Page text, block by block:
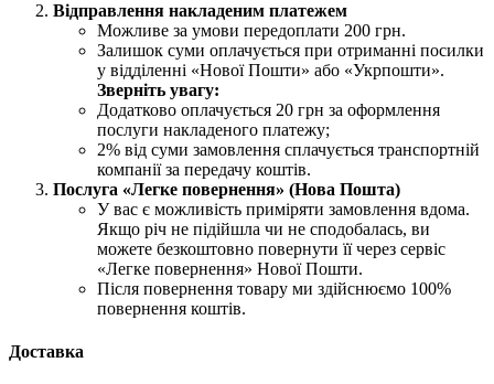
Відправлення накладеним платежем
Можливе за умови передоплати 200 грн.
Залишок суми оплачується при отриманні посилки
у відділенні «Нової Пошти» або «Укрпошти».
Зверніть увагу:
Додатково оплачується 20 грн за оформлення
послуги накладеного платежу;
2% від суми замовлення сплачується транспортній
компанії за передачу коштів.
Послуга «Легке повернення» (Нова Пошта)
У вас є можливість приміряти замовлення вдома.
Якщо річ не підійшла чи не сподобалась, ви
можете безкоштовно повернути її через сервіс
«Легке повернення» Нової Пошти.
Після повернення товару ми здійснюємо 100%
повернення коштів.
Доставка